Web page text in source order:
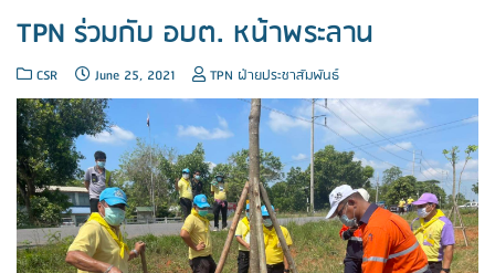
TPN ร่วมกับ อบต. หน้าพระลาน
CSR June 25, 2021 TPN ฝ่ายประชาสัมพันธ์